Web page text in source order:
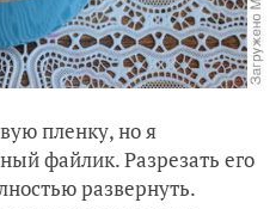
пленку, но я
файлик. Разрезать его
развернуть.